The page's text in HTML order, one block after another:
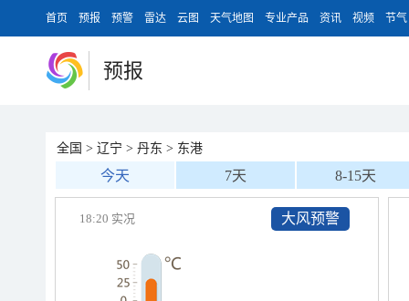
首页 预报 预警 雷达 云图 天气地图 专业产品 资讯 视频 节气
预报
全国 > 辽宁 > 丹东 > 东港
今天 7天 8-15天
大风预警
18:20 实况